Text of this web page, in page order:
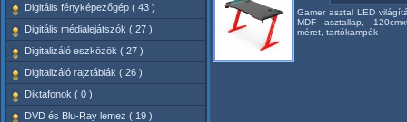
Digitális fényképezőgép ( 43 )
Digitális médialejátszók ( 27 )
Digitalizáló eszközök ( 27 )
Digitalizáló rajztáblák ( 26 )
Diktafonok ( 0 )
DVD és Blu-Ray lemez ( 19 )
Gamer asztal LED
MDF asztallap,
méret, tartókampók